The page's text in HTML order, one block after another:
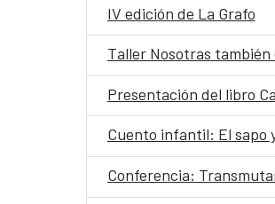
IV edición de La Grafo
Taller Nosotras también
Presentación del libro
Cuento infantil: El sapo
Conferencia: